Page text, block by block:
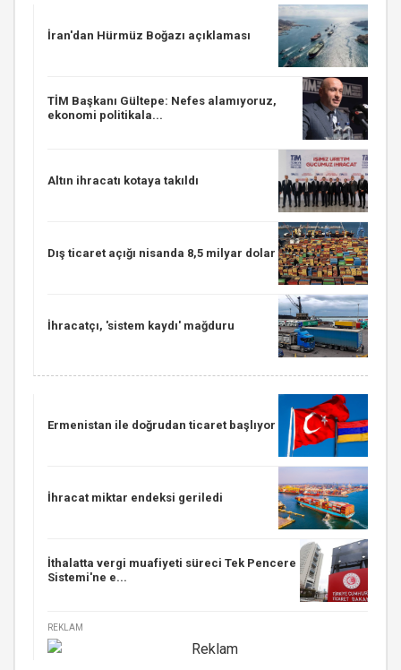
İran'dan Hürmüz Boğazı açıklaması
TİM Başkanı Gültepe: Nefes alamıyoruz,
ekonomi politikala...
Altın ihracatı kotaya takıldı
Dış ticaret açığı nisanda 8,5 milyar dolar
İhracatçı, 'sistem kaydı' mağduru
Ermenistan ile doğrudan ticaret başlıyor
İhracat miktar endeksi geriledi
İthalatta vergi muafiyeti süreci Tek Pencere
Sistemi'ne e...
REKLAM